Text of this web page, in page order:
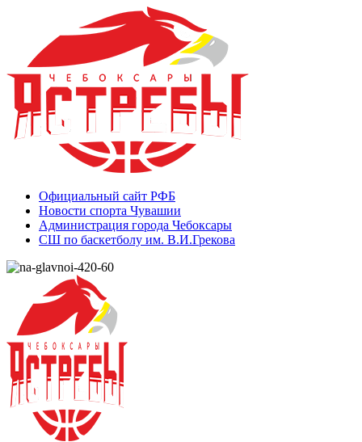
Официальный сайт РФБ
Новости спорта Чувашии
Администрация города Чебоксары
СШ по баскетболу им. В.И.Грекова